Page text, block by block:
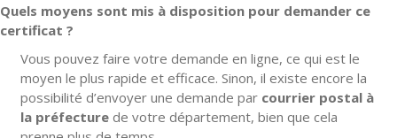
Quels moyens sont mis à disposition pour demander ce
certificat ?
Vous pouvez faire votre demande en ligne, ce qui est le
moyen le plus rapide et efficace. Sinon, il existe encore la
possibilité d’envoyer une demande par courrier postal à
la préfecturede votre département, bien que cela